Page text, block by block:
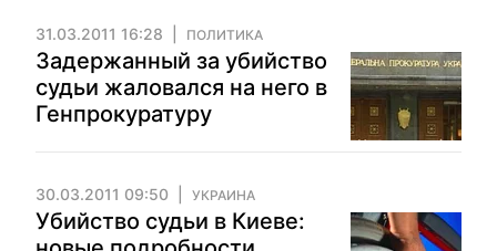
31.03.2011 16:28 ПОЛИТИКА
Задержанный за убийство
судьи жаловался на него в
Генпрокуратуру
30.03.2011 09:50 УКРАИНА
Убийство судьи в Киеве: